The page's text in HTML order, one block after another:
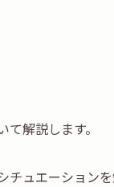
解説します。
ュエーション